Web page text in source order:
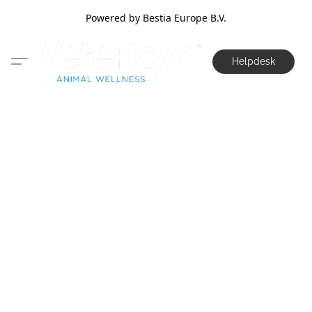
Powered by Bestia Europe B.V.
Helpdesk